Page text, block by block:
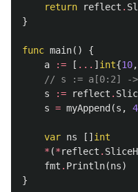
return
reflect .
}
func main()
{
a
:= [ ... ]int{10,
// s := a[0:2] ->
s
:= reflect .
s = myAppend(s ,
var ns []int
* (*reflect .
fmt . Println(ns)
}